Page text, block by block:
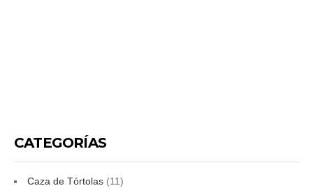
CATEGORÍAS
Caza de Tórtolas (11)